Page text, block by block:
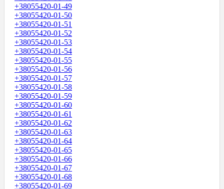
+38055420-01-49
+38055420-01-50
+38055420-01-51
+38055420-01-52
+38055420-01-53
+38055420-01-54
+38055420-01-55
+38055420-01-56
+38055420-01-57
+38055420-01-58
+38055420-01-59
+38055420-01-60
+38055420-01-61
+38055420-01-62
+38055420-01-63
+38055420-01-64
+38055420-01-65
+38055420-01-66
+38055420-01-67
+38055420-01-68
+38055420-01-69